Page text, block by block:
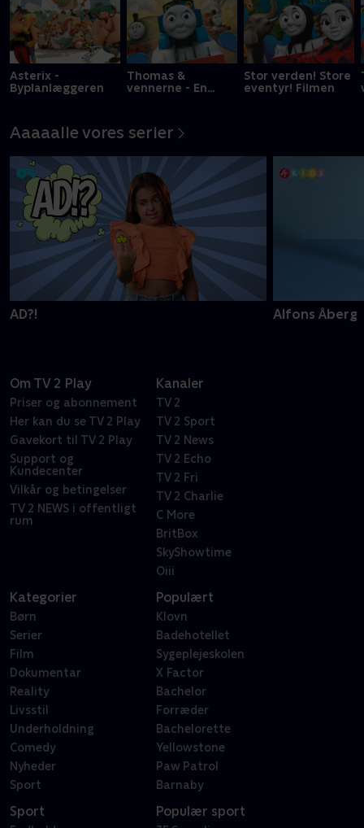
Asterix -
Byplanlæggeren
Thomas &
vennerne - En
Stor verden! Store
eventyr! Filmen
Aaaaalle vores serier
AD?! Alfons Åberg
Om TV 2 Play
Priser og abonnement
Her kan du se TV 2 Play
Gavekort til TV 2 Play
Support og
Kundecenter
Vilkår og betingelser
TV 2 NEWS i offentligt
rum
Kanaler
TV 2
TV 2 Sport
TV 2 News
TV 2 Echo
TV 2 Fri
TV 2 Charlie
C More
BritBox
SkyShowtime
Oiii
Kategorier
Børn
Serier
Film
Dokumentar
Reality
Livsstil
Underholdning
Comedy
Nyheder
Sport
Populært
Klovn
Badehotellet
Sygeplejeskolen
X Factor
Bachelor
Forræder
Bachelorette
Yellowstone
Paw Patrol
Barnaby
Sport Populær sport